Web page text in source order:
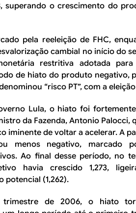
superando o crescimento do
pela reeleição de FHC,
cambial no início do
restritiva adotada
de hiato do produto negativo,
“risco PT”, com a
Lula, o hiato foi
da Fazenda, Antonio Palocci,
iminente de voltar a acelerar. A
menos negativo, marcado
Ao final desse período, no
havia crescido 1,273,
potencial (1,262).
de 2006, o hiato